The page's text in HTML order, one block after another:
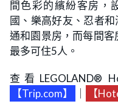
間色彩的繽紛客房，
國、樂高好友、忍者
通和園景房，而每間客
最多可住5人。
查看LEGOLAND®
【Trip.com】
【